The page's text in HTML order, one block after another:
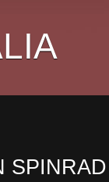
SPINRAD